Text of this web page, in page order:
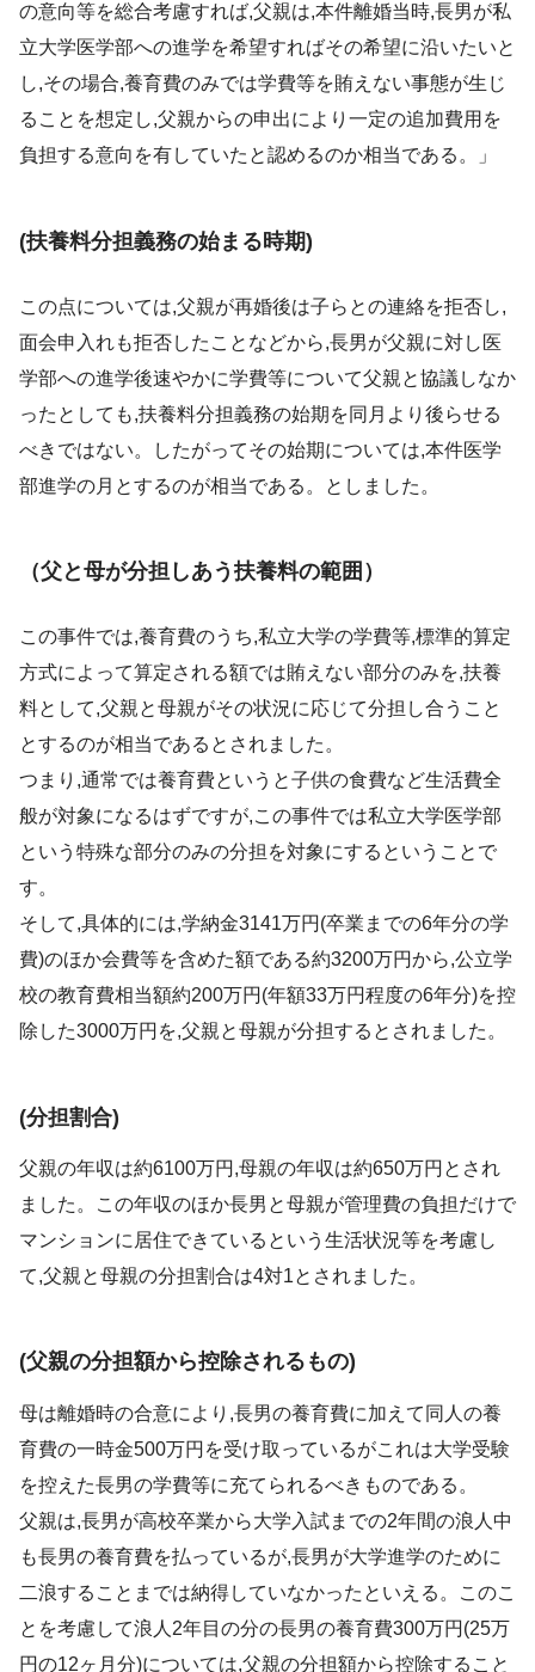
の意向等を総合考慮すれば,父親は,本件離婚当時,長男が私
立大学医学部への進学を希望すればその希望に沿いたいと
し,その場合,養育費のみでは学費等を賄えない事態が生じ
ることを想定し,父親からの申出により一定の追加費用を
負担する意向を有していたと認めるのか相当である。」
(扶養料分担義務の始まる時期)
この点については,父親が再婚後は子らとの連絡を拒否し,
面会申入れも拒否したことなどから,長男が父親に対し医
学部への進学後速やかに学費等について父親と協議しなか
ったとしても,扶養料分担義務の始期を同月より後らせる
べきではない。したがってその始期については,本件医学
部進学の月とするのが相当である。としました。
（父と母が分担しあう扶養料の範囲）
この事件では,養育費のうち,私立大学の学費等,標準的算定
方式によって算定される額では賄えない部分のみを,扶養
料として,父親と母親がその状況に応じて分担し合うこと
とするのが相当であるとされました。
つまり,通常では養育費というと子供の食費など生活費全
般が対象になるはずですが,この事件では私立大学医学部
という特殊な部分のみの分担を対象にするということで
す。
そして,具体的には,学納金3141万円(卒業までの6年分の学
費)のほか会費等を含めた額である約3200万円から,公立学
校の教育費相当額約200万円(年額33万円程度の6年分)を控
除した3000万円を,父親と母親が分担するとされました。
(分担割合)
父親の年収は約6100万円,母親の年収は約650万円とされ
ました。この年収のほか長男と母親が管理費の負担だけで
マンションに居住できているという生活状況等を考慮し
て,父親と母親の分担割合は4対1とされました。
(父親の分担額から控除されるもの)
母は離婚時の合意により,長男の養育費に加えて同人の養
育費の一時金500万円を受け取っているがこれは大学受験
を控えた長男の学費等に充てられるべきものである。
父親は,長男が高校卒業から大学入試までの2年間の浪人中
も長男の養育費を払っているが,長男が大学進学のために
二浪することまでは納得していなかったといえる。このこ
とを考慮して浪人2年目の分の長男の養育費300万円(25万
円の12ヶ月分)については,父親の分担額から控除すること